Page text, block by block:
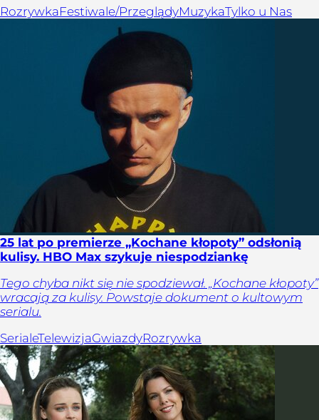
RozrywkaFestiwale/PrzeglądyMuzykaTylko u Nas
25 lat po premierze „Kochane kłopoty” odsłonią
kulisy. HBO Max szykuje niespodziankę
Tego chyba nikt się nie spodziewał. „Kochane kłopoty”
wracają za kulisy. Powstaje dokument o kultowym
serialu.
SerialeTelewizjaGwiazdyRozrywka